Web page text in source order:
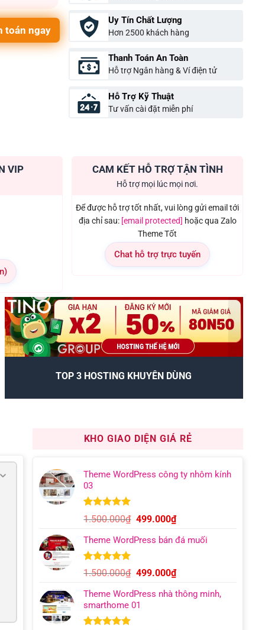
toán ngay
Uy Tín Chất Lượng
Hơn 2500 khách hàng
Thanh Toán An Toàn
Hỗ trợ Ngân hàng & Ví điện tử
Hỗ Trợ Kỹ Thuật
Tư vấn cài đặt miễn phí
VIP CAM KẾT HỖ TRỢ TẬN TÌNH
Hỗ trợ mọi lúc mọi nơi.
Để được hỗ trợ tốt nhất, vui lòng gửi email tới
địa chỉ sau: [email protected] hoặc qua Zalo
Theme Tốt
Chat hỗ trợ trực tuyến
TOP 3 HOSTING KHUYÊN DÙNG
KHO GIAO DIỆN GIÁ RẺ
Theme WordPress công ty nhôm kính
03
5.00trên 5
dựa trên
9
đánh giá
1.500.000₫ Giá
là:
499.000₫Giá
tại
499.000₫.
Theme WordPress bán đá muối
5.00trên 5
dựa trên
8
đánh giá
1.500.000₫ Giá
là:
1.500.000₫.
499.000₫Giá
tại
Theme WordPress nhà thông minh,
smarthome 01